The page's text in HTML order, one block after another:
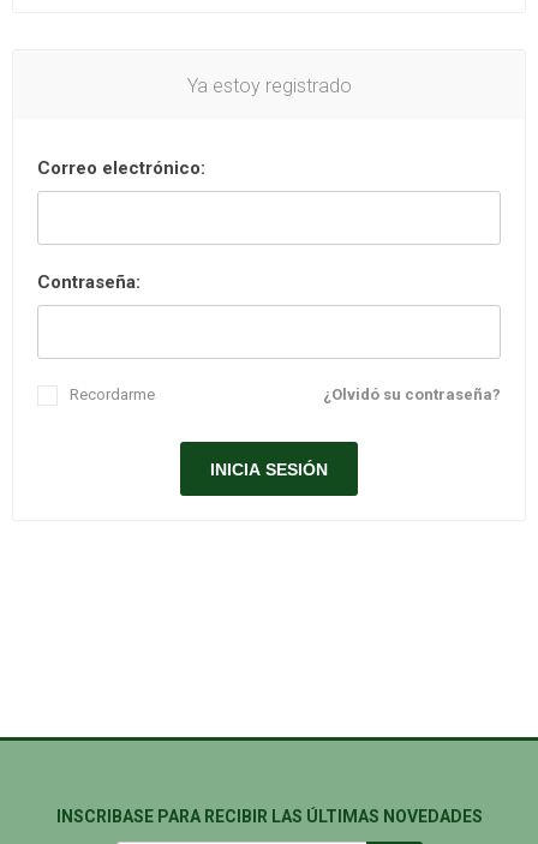
Ya estoy registrado
Correo electrónico:
Contraseña:
¿Olvidó su contraseña?
Recordarme
INSCRIBASE PARA RECIBIR LAS ÚLTIMAS NOVEDADES